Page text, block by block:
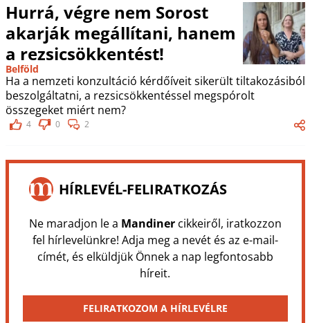
Hurrá, végre nem Sorost
akarják megállítani, hanem
a rezsicsökkentést!
Belföld
Ha a nemzeti konzultáció kérdőíveit sikerült tiltakozásiból
beszolgáltatni, a rezsicsökkentéssel megspórolt
összegeket miért nem?
4 0 2
HÍRLEVÉL-FELIRATKOZÁS
Ne maradjon le a Mandinercikkeiről, iratkozzon
fel hírlevelünkre! Adja meg a nevét és az e-mail-
címét, és elküldjük Önnek a nap legfontosabb
híreit.
FELIRATKOZOM A HÍRLEVÉLRE